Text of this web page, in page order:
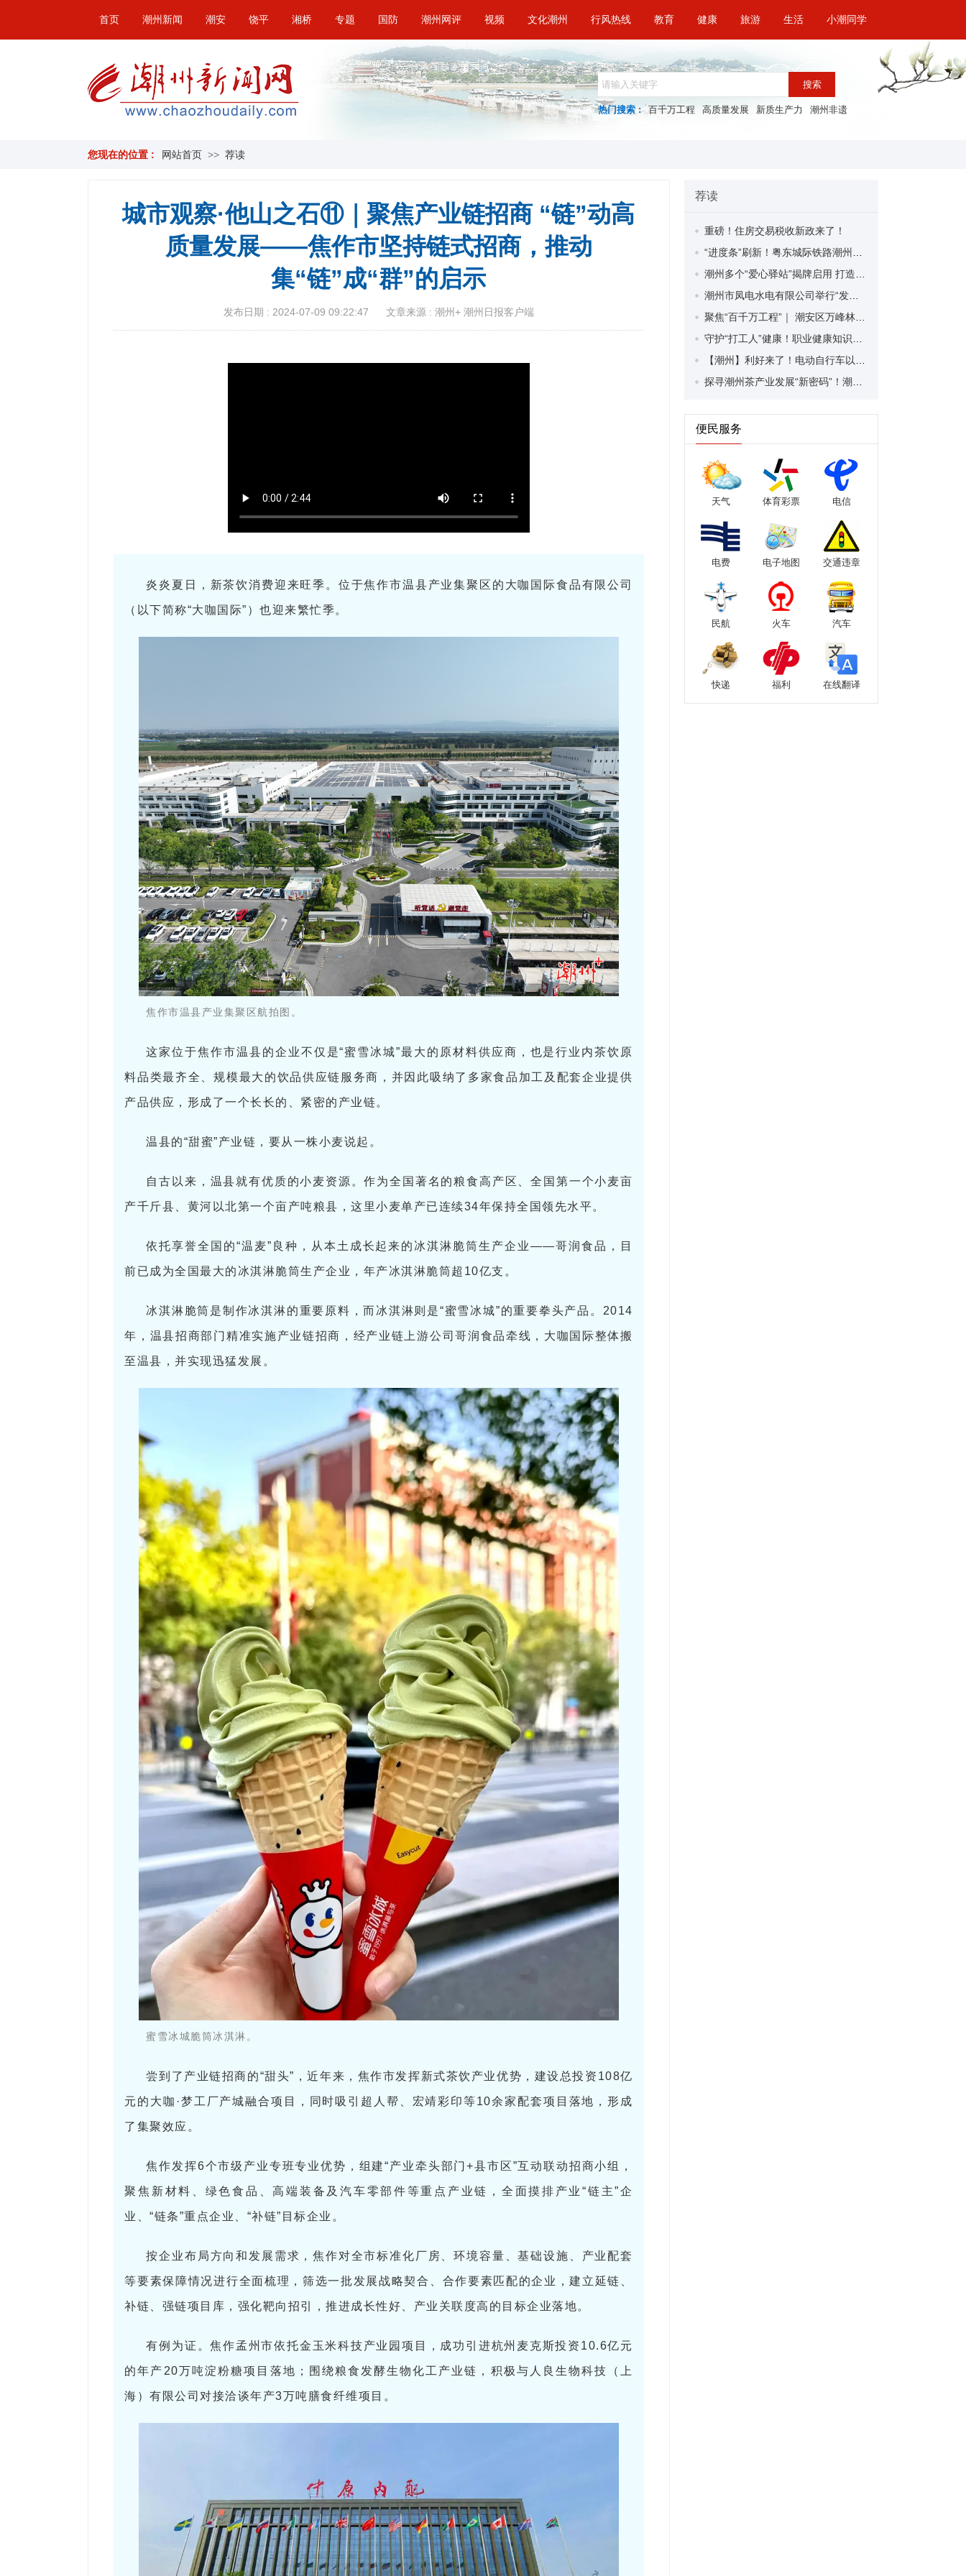
首页 潮州新闻 潮安 饶平 湘桥 专题 国防 潮州网评 视频 文化潮州 行风热线 教育 健康 旅游 生活 小潮同学
搜索
热门搜索 : 百千万工程 高质量发展 新质生产力 潮州非遗
您现在的位置 : 网站首页 >> 荐读
城市观察·他山之石⑪｜聚焦产业链招商 “链”动高
质量发展——焦作市坚持链式招商，推动
集“链”成“群”的启示
发布日期 : 2024-07-09 09:22:47 文章来源 : 潮州+ 潮州日报客户端
炎炎夏日，新茶饮消费迎来旺季。位于焦作市温县产业集聚区的大咖国际食品有限公司
（以下简称“大咖国际”）也迎来繁忙季。
焦作市温县产业集聚区航拍图。
这家位于焦作市温县的企业不仅是“蜜雪冰城”最大的原材料供应商，也是行业内茶饮原
料品类最齐全、规模最大的饮品供应链服务商，并因此吸纳了多家食品加工及配套企业提供
产品供应，形成了一个长长的、紧密的产业链。
温县的“甜蜜”产业链，要从一株小麦说起。
自古以来，温县就有优质的小麦资源。作为全国著名的粮食高产区、全国第一个小麦亩
产千斤县、黄河以北第一个亩产吨粮县，这里小麦单产已连续34年保持全国领先水平。
依托享誉全国的“温麦”良种，从本土成长起来的冰淇淋脆筒生产企业——哥润食品，目
前已成为全国最大的冰淇淋脆筒生产企业，年产冰淇淋脆筒超10亿支。
冰淇淋脆筒是制作冰淇淋的重要原料，而冰淇淋则是“蜜雪冰城”的重要拳头产品。2014
年，温县招商部门精准实施产业链招商，经产业链上游公司哥润食品牵线，大咖国际整体搬
至温县，并实现迅猛发展。
蜜雪冰城脆筒冰淇淋。
尝到了产业链招商的“甜头”，近年来，焦作市发挥新式茶饮产业优势，建设总投资108亿
元的大咖·梦工厂产城融合项目，同时吸引超人帮、宏靖彩印等10余家配套项目落地，形成
了集聚效应。
焦作发挥6个市级产业专班专业优势，组建“产业牵头部门+县市区”互动联动招商小组，
聚焦新材料、绿色食品、高端装备及汽车零部件等重点产业链，全面摸排产业“链主”企
业、“链条”重点企业、“补链”目标企业。
按企业布局方向和发展需求，焦作对全市标准化厂房、环境容量、基础设施、产业配套
等要素保障情况进行全面梳理，筛选一批发展战略契合、合作要素匹配的企业，建立延链、
补链、强链项目库，强化靶向招引，推进成长性好、产业关联度高的目标企业落地。
有例为证。焦作孟州市依托金玉米科技产业园项目，成功引进杭州麦克斯投资10.6亿元
的年产20万吨淀粉糖项目落地；围绕粮食发酵生物化工产业链，积极与人良生物科技（上
海）有限公司对接洽谈年产3万吨膳食纤维项目。
荐读
重磅！住房交易税收新政来了！
便民服务
天气 体育彩票 电信
电费 电子地图 交通违章
民航 火车 汽车
快递 福利 在线翻译